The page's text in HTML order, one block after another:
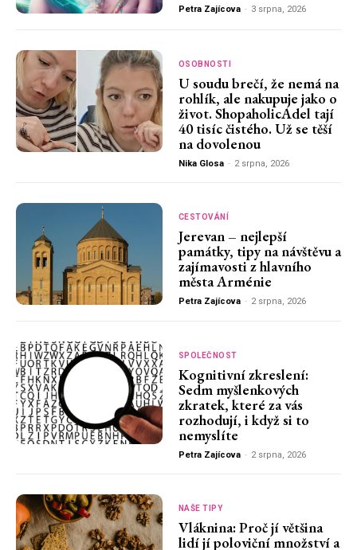
Petra Zajícova - 3 srpna, 2026
OSOBNOSTI
U soudu brečí, že nemá na
rohlík, ale nakupuje jako o
život. ShopaholicAdel tají
40 tisíc čistého. Už se těší
na dovolenou
Nika Glosa - 2 srpna, 2026
CESTOVÁNÍ
Jerevan – nejlepší
památky, tipy na návštěvu a
zajímavosti z hlavního
města Arménie
Petra Zajícova - 2 srpna, 2026
SPOLEČNOST
Kognitivní zkreslení:
Sedm myšlenkových
zkratek, které za vás
rozhodují, i když si to
nemyslíte
Petra Zajícova - 2 srpna, 2026
NAŠE TIPY
Vláknina: Proč jí většina
lidí jí poloviční množství a